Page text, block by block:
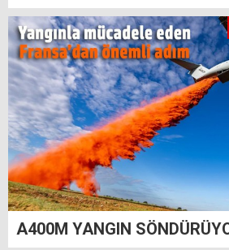
A400M YANGIN